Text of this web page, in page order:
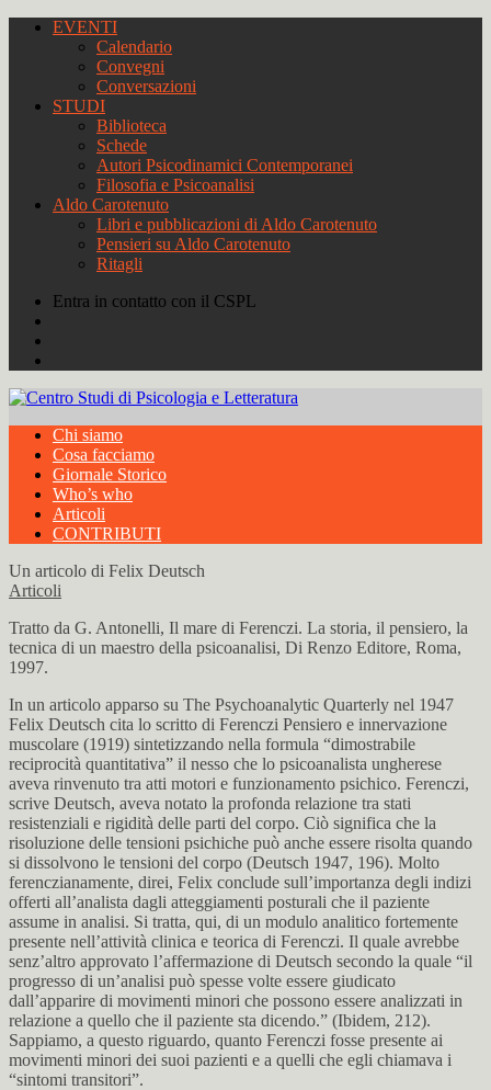
EVENTI
Calendario
Convegni
Conversazioni
STUDI
Biblioteca
Schede
Autori Psicodinamici Contemporanei
Filosofia e Psicoanalisi
Aldo Carotenuto
Libri e pubblicazioni di Aldo Carotenuto
Pensieri su Aldo Carotenuto
Ritagli
Entra in contatto con il CSPL
Chi siamo
Cosa facciamo
Giornale Storico
Who’s who
Articoli
CONTRIBUTI
Un articolo di Felix Deutsch
Articoli
Tratto da G. Antonelli, Il mare di Ferenczi. La storia, il pensiero, la
tecnica di un maestro della psicoanalisi, Di Renzo Editore, Roma,
1997.
In un articolo apparso su The Psychoanalytic Quarterly nel 1947
Felix Deutsch cita lo scritto di Ferenczi Pensiero e innervazione
muscolare (1919) sintetizzando nella formula “dimostrabile
reciprocità quantitativa” il nesso che lo psicoanalista ungherese
aveva rinvenuto tra atti motori e funzionamento psichico. Ferenczi,
scrive Deutsch, aveva notato la profonda relazione tra stati
resistenziali e rigidità delle parti del corpo. Ciò significa che la
risoluzione delle tensioni psichiche può anche essere risolta quando
si dissolvono le tensioni del corpo (Deutsch 1947, 196). Molto
ferenczianamente, direi, Felix conclude sull’importanza degli indizi
offerti all’analista dagli atteggiamenti posturali che il paziente
assume in analisi. Si tratta, qui, di un modulo analitico fortemente
presente nell’attività clinica e teorica di Ferenczi. Il quale avrebbe
senz’altro approvato l’affermazione di Deutsch secondo la quale “il
progresso di un’analisi può spesse volte essere giudicato
dall’apparire di movimenti minori che possono essere analizzati in
relazione a quello che il paziente sta dicendo.” (Ibidem, 212).
Sappiamo, a questo riguardo, quanto Ferenczi fosse presente ai
movimenti minori dei suoi pazienti e a quelli che egli chiamava i
“sintomi transitori”.